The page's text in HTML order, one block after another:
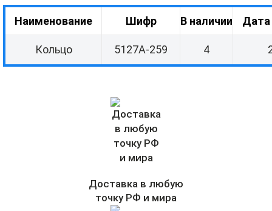
Наименование Шифр В наличии Дата
Кольцо 5127А-259 4
Доставка в любую
точку РФ и мира